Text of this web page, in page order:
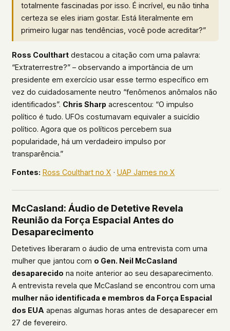
totalmente fascinadas por isso. É incrível, eu não tinha
certeza se eles iriam gostar. Está literalmente em
primeiro lugar nas tendências, você pode acreditar?”
Ross Coulthartdestacou a citação com uma palavra:
“Extraterrestre?” – observando a importância de um
presidente em exercício usar esse termo específico em
vez do cuidadosamente neutro “fenômenos anômalos não
identificados”. Chris Sharp acrescentou: “O impulso
político é tudo. UFOs costumavam equivaler a suicídio
político. Agora que os políticos percebem sua
popularidade, há um verdadeiro impulso por
transparência.”
Fontes: Ross Coulthart no X · UAP James no X
McCasland: Áudio de Detetive Revela
Reunião da Força Espacial Antes do
Desaparecimento
Detetives liberaram o áudio de uma entrevista com uma
mulher que jantou com o Gen. Neil McCasland
desaparecido na noite anterior ao seu desaparecimento.
A entrevista revela que McCasland se encontrou com uma
mulher não identificada e membros da Força Espacial
dos EUA apenas algumas horas antes de desaparecer em
27 de fevereiro.